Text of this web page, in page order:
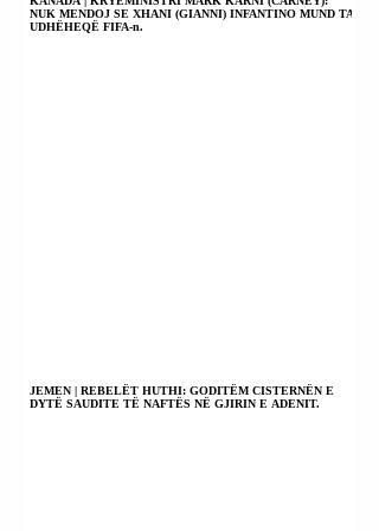
NUK MENDOJ SE XHANI (GIANNI) INFANTINO MUND TA
UDHËHEQË FIFA-n.
JEMEN | REBELËT HUTHI: GODITËM CISTERNËN E
DYTË SAUDITE TË NAFTËS NË GJIRIN E ADENIT.